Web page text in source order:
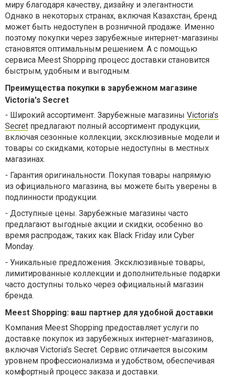
миру благодаря качеству, дизайну и элегантности.
Однако в некоторых странах, включая Казахстан, бренд
может быть недоступен в розничной продаже. Именно
поэтому покупки через зарубежные интернет-магазины
становятся оптимальным решением. А с помощью
сервиса Meest Shopping процесс доставки становится
быстрым, удобным и выгодным.
Преимущества покупки в зарубежном магазине
Victoria's Secret
- Широкий ассортимент. Зарубежные магазины Victoria's
Secret предлагают полный ассортимент продукции,
включая сезонные коллекции, эксклюзивные модели и
товары со скидками, которые недоступны в местных
магазинах.
- Гарантия оригинальности. Покупая товары напрямую
из официального магазина, вы можете быть уверены в
подлинности продукции.
- Доступные цены. Зарубежные магазины часто
предлагают выгодные акции и скидки, особенно во
время распродаж, таких как Black Friday или Cyber
Monday.
- Уникальные предложения. Эксклюзивные товары,
лимитированные коллекции и дополнительные подарки
часто доступны только через официальный магазин
бренда.
Meest Shopping: ваш партнер для удобной доставки
Компания Meest Shopping предоставляет услуги по
доставке покупок из зарубежных интернет-магазинов,
включая Victoria's Secret. Сервис отличается высоким
уровнем профессионализма и удобством, обеспечивая
комфортный процесс заказа и доставки.